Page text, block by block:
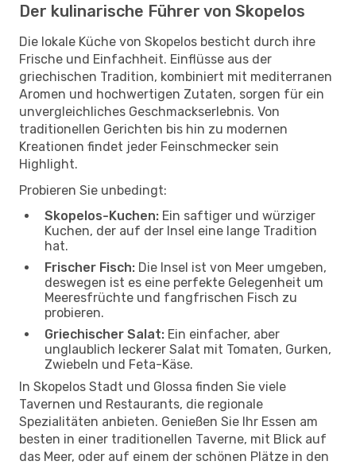
Der kulinarische Führer von Skopelos
Die lokale Küche von Skopelos besticht durch ihre
Frische und Einfachheit. Einflüsse aus der
griechischen Tradition, kombiniert mit mediterranen
Aromen und hochwertigen Zutaten, sorgen für ein
unvergleichliches Geschmackserlebnis. Von
traditionellen Gerichten bis hin zu modernen
Kreationen findet jeder Feinschmecker sein
Highlight.
Probieren Sie unbedingt:
Skopelos-Kuchen: Ein saftiger und würziger
Kuchen, der auf der Insel eine lange Tradition
hat.
Frischer Fisch: Die Insel ist von Meer umgeben,
deswegen ist es eine perfekte Gelegenheit um
Meeresfrüchte und fangfrischen Fisch zu
probieren.
Griechischer Salat: Ein einfacher, aber
unglaublich leckerer Salat mit Tomaten, Gurken,
Zwiebeln und Feta-Käse.
In Skopelos Stadt und Glossa finden Sie viele
Tavernen und Restaurants, die regionale
Spezialitäten anbieten. Genießen Sie Ihr Essen am
besten in einer traditionellen Taverne, mit Blick auf
das Meer, oder auf einem der schönen Plätze in den